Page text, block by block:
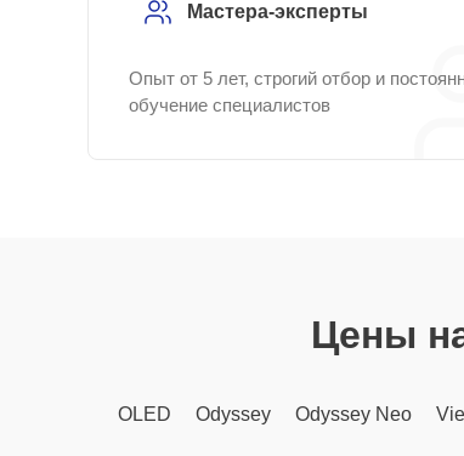
Мастера-эксперты
Опыт от 5 лет, строгий отбор и
обучение специалистов
Цены
OLED
Odyssey Odyssey Neo